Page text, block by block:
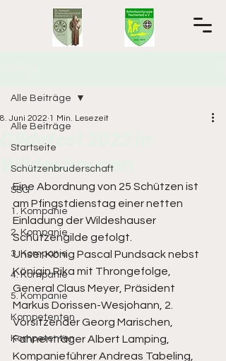
Alle Beiträge
Startseite
Schützenbruderschaft
SSG
1. Kompanie
2. Kompanie
3. Kompanie
4. Kompanie
5. Kompanie
Kompetenten
Kompetenten
Alle Beiträge
Gildefest 2022 in
Wildeshausen
8. Juni 2022 1 Min. Lesezeit
Eine Abordnung von 25 Schützen ist
am Pfingstdienstag einer netten
Einladung der Wildeshauser
Schützengilde gefolgt.
Unser König Pascal Pundsack nebst
Königin Rika mit Throngefolge,
General Claus Meyer, Präsident
Markus Dorissen-Wesjohann, 2.
Vorsitzender Georg Marischen,
Fahnenträger Albert Lamping,
Kompanieführer Andreas Tabeling,